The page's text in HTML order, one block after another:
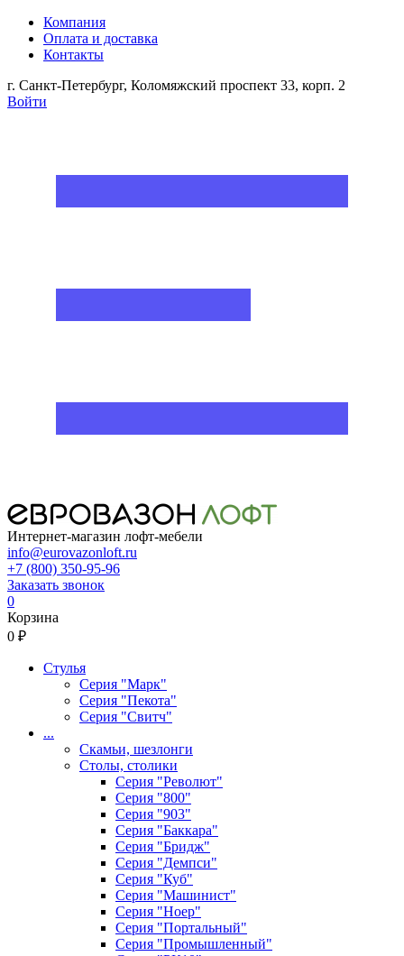
Компания
Оплата и доставка
Контакты
г. Санкт-Петербург, Коломяжский проспект 33, корп. 2
Войти
Интернет-магазин лофт-мебели
info@eurovazonloft.ru
+7 (800) 350-95-96
Заказать звонок
0
Корзина
0 ₽
Стулья
Серия "Марк"
Серия "Пекота"
Серия "Свитч"
...
Скамьи, шезлонги
Столы, столики
Серия "Револют"
Серия "800"
Серия "903"
Серия "Баккара"
Серия "Бридж"
Серия "Демпси"
Серия "Куб"
Серия "Машинист"
Серия "Ноер"
Серия "Портальный"
Серия "Промышленный"